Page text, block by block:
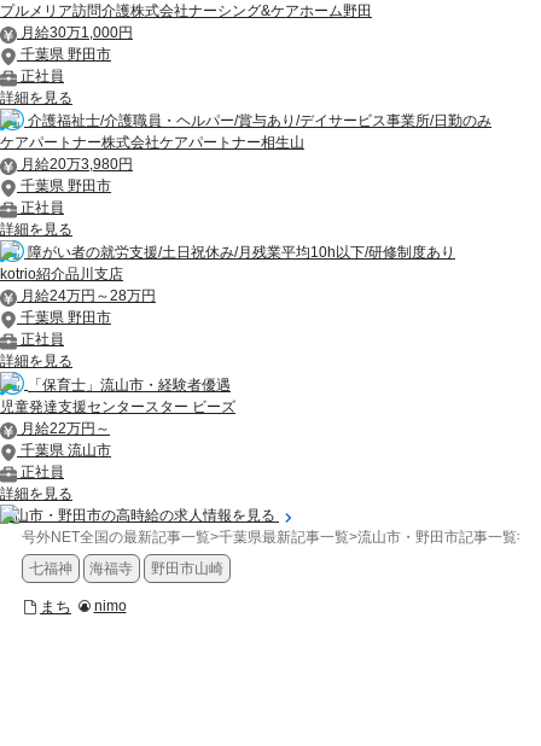
プルメリア訪問介護株式会社ナーシング&ケアホーム野田
月給30万1,000円
千葉県 野田市
正社員
詳細を見る
介護福祉士/介護職員・ヘルパー/賞与あり/デイサービス事業所/日勤のみ
ケアパートナー株式会社ケアパートナー相生山
月給20万3,980円
千葉県 野田市
正社員
詳細を見る
障がい者の就労支援/土日祝休み/月残業平均10h以下/研修制度あり
kotrio紹介品川支店
月給24万円～28万円
千葉県 野田市
正社員
詳細を見る
「保育士」流山市・経験者優遇
児童発達支援センタースター ビーズ
月給22万円～
千葉県 流山市
正社員
詳細を見る
流山市・野田市の高時給の求人情報を見る
号外NET全国の最新記事一覧>千葉県最新記事一覧>流山市・野田市記事一覧>
七福神
海福寺 野田市山崎
まち nimo